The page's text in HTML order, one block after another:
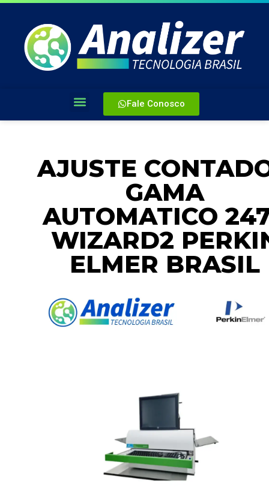
Fale Conosco
AJUSTE
GAMA
AUTOMATICO
WIZARD2
ELMER BRASIL